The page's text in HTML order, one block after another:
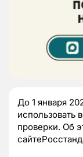
До 1 января
использовать
проверки. Об